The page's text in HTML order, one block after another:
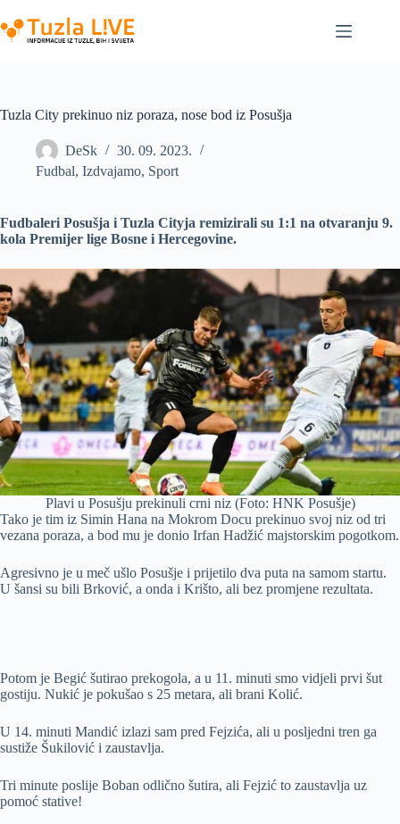
to
content
Tuzla City prekinuo niz poraza, nose bod iz Posušja
DeSk
30. 09. 2023.
Fudbal, Izdvajamo, Sport
Fudbaleri Posušja i Tuzla Cityja remizirali su 1:1 na otvaranju 9.
kola Premijer lige Bosne i Hercegovine.
Plavi u Posušju prekinuli crni niz (Foto: HNK Posušje)
Tako je tim iz Simin Hana na Mokrom Docu prekinuo svoj niz od tri
vezana poraza, a bod mu je donio Irfan Hadžić majstorskim pogotkom.
Agresivno je u meč ušlo Posušje i prijetilo dva puta na samom startu.
U šansi su bili Brković, a onda i Krišto, ali bez promjene rezultata.
Potom je Begić šutirao prekogola, a u 11. minuti smo vidjeli prvi šut
gostiju. Nukić je pokušao s 25 metara, ali brani Kolić.
U 14. minuti Mandić izlazi sam pred Fejzića, ali u posljedni tren ga
sustiže Šukilović i zaustavlja.
Tri minute poslije Boban odlično šutira, ali Fejzić to zaustavlja uz
pomoć stative!